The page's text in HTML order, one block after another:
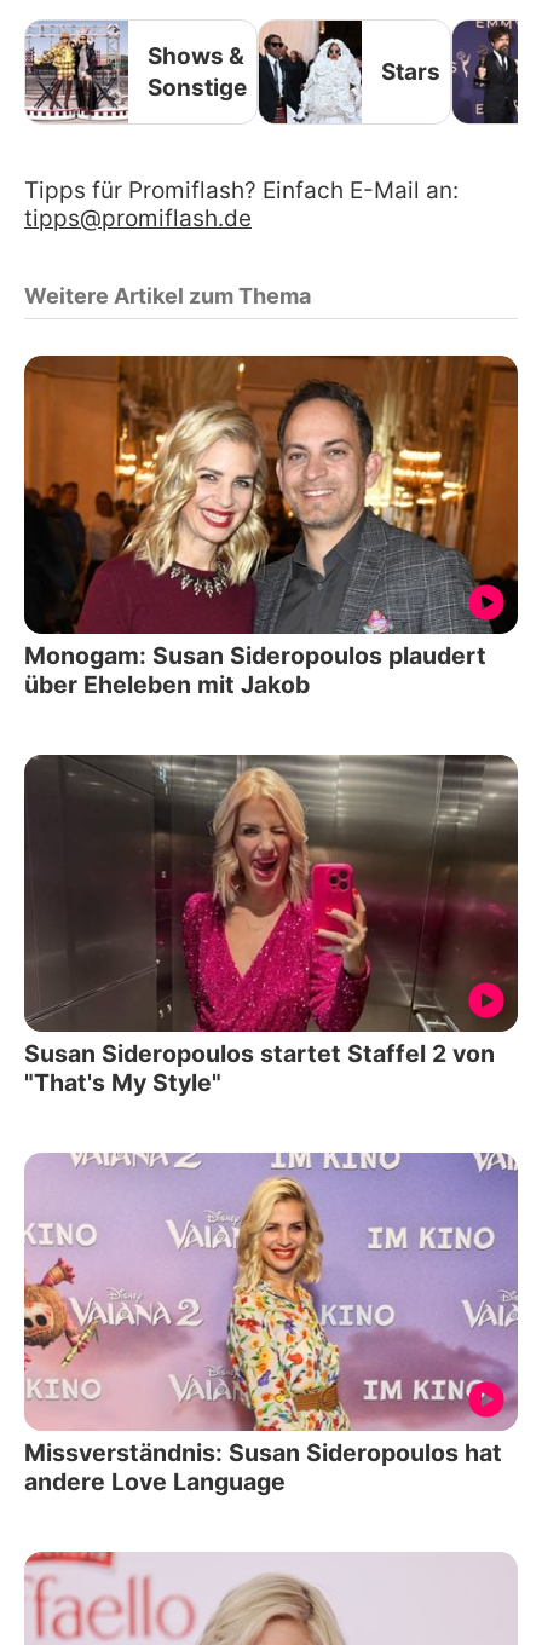
Shows &
Sonstige
Stars
Tipps für Promiflash? Einfach E-Mail an:
tipps@promiflash.de
Weitere Artikel zum Thema
Monogam: Susan Sideropoulos plaudert
über Eheleben mit Jakob
Susan Sideropoulos startet Staffel 2 von
"That's My Style"
Missverständnis: Susan Sideropoulos hat
andere Love Language